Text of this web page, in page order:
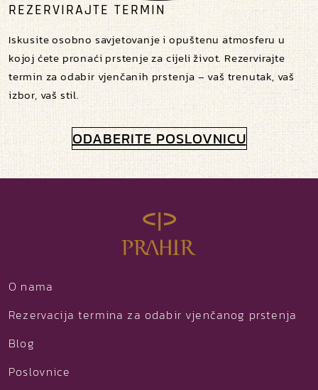
REZERVIRAJTE TERMIN
Iskusite osobno savjetovanje i opuštenu atmosferu u
kojoj ćete pronaći prstenje za cijeli život. Rezervirajte
termin za odabir vjenčanih prstenja – vaš trenutak, vaš
izbor, vaš stil.
ODABERITE POSLOVNICU
O nama
Rezervacija termina za odabir vjenčanog prstenja
Blog
Poslovnice